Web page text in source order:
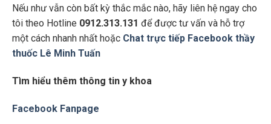
Nếu như vẫn còn bất kỳ thắc mắc nào, hãy liên hệ ngay cho
tôi theo Hotline 0912.313.131 để được tư vấn và hỗ trợ
một cách nhanh nhất hoặc Chat trực tiếp Facebook thầy
thuốc Lê Minh Tuấn
Tìm hiểu thêm thông tin y khoa
Facebook Fanpage